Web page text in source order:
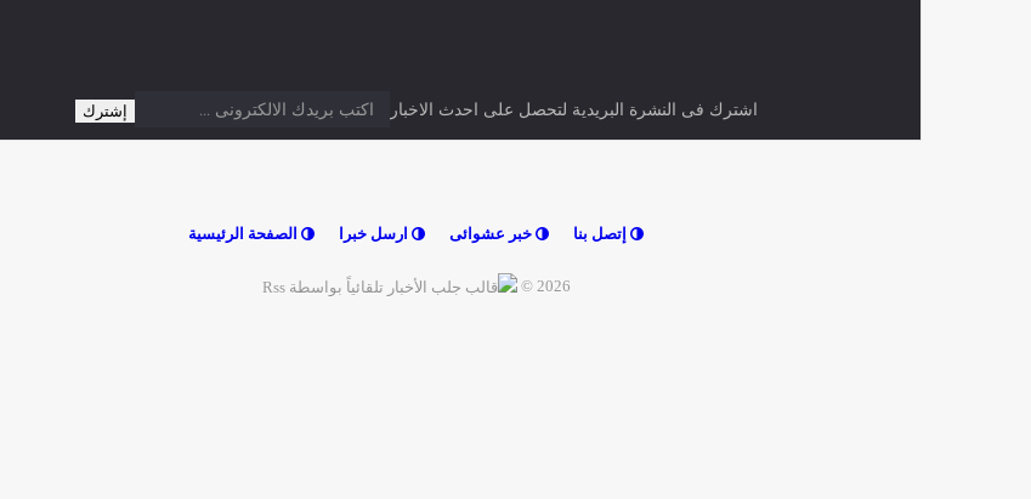
اشترك فى النشرة البريدية لتحصل على احدث الاخبار
إتصل بنا خبر عشوائى ارسل خبرا الصفحة الرئيسية
2026 ©